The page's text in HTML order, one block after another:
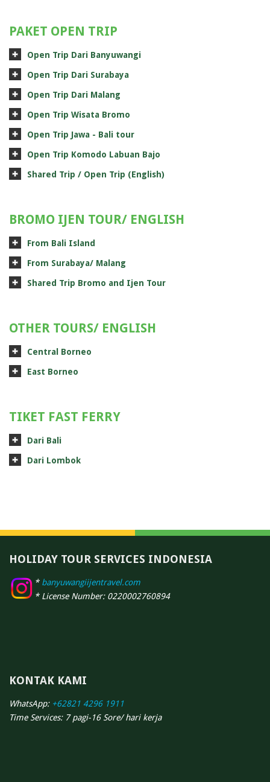
PAKET OPEN TRIP
Open Trip Dari Banyuwangi
Open Trip Dari Surabaya
Open Trip Dari Malang
Open Trip Wisata Bromo
Open Trip Jawa - Bali tour
Open Trip Komodo Labuan Bajo
Shared Trip / Open Trip (English)
BROMO IJEN TOUR/ ENGLISH
From Bali Island
From Surabaya/ Malang
Shared Trip Bromo and Ijen Tour
OTHER TOURS/ ENGLISH
Central Borneo
East Borneo
TIKET FAST FERRY
Dari Bali
Dari Lombok
HOLIDAY TOUR SERVICES INDONESIA
* banyuwangiijentravel.com
* License Number: 0220002760894
KONTAK KAMI
WhatsApp: +62821 4296 1911
Time Services: 7 pagi-16 Sore/ hari kerja